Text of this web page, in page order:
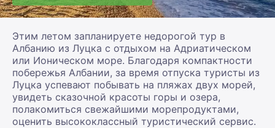
Этим летом запланируете недорогой тур в
Албанию из Луцка с отдыхом на Адриатическом
или Ионическом море. Благодаря компактности
побережья Албании, за время отпуска туристы из
Луцка успевают побывать на пляжах двух морей,
увидеть сказочной красоты горы и озера,
полакомиться свежайшими морепродуктами,
оценить высококлассный туристический сервис.